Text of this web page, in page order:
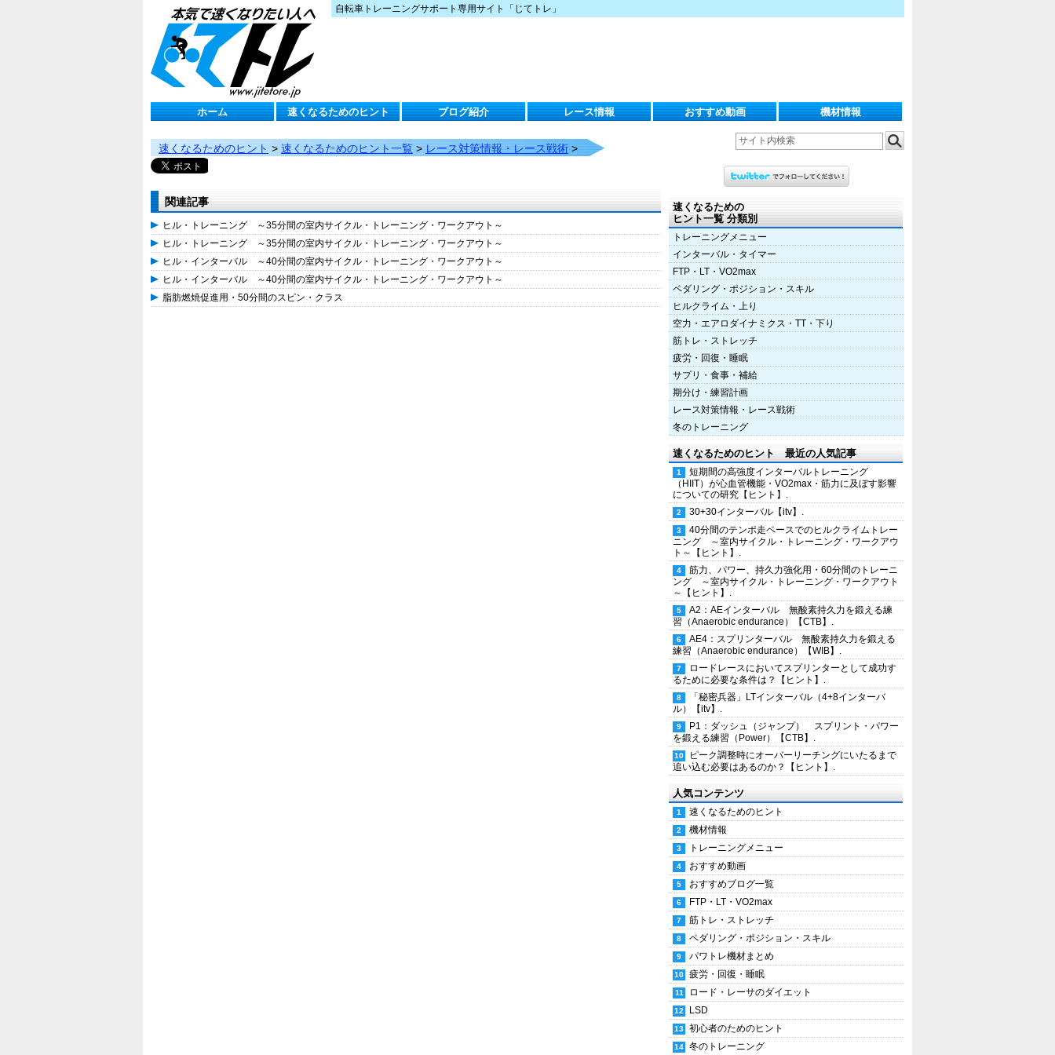
自転車トレーニングサポート専用サイト「じてトレ」
ホーム 速くなるためのヒント ブログ紹介 レース情報 おすすめ動画 機材情報
速くなるためのヒント > 速くなるためのヒント一覧 > レース対策情報・レース戦術 >
関連記事
ヒル・トレーニング ～35分間の室内サイクル・トレーニング・ワークアウト～
ヒル・トレーニング ～35分間の室内サイクル・トレーニング・ワークアウト～
ヒル・インターバル ～40分間の室内サイクル・トレーニング・ワークアウト～
ヒル・インターバル ～40分間の室内サイクル・トレーニング・ワークアウト～
脂肪燃焼促進用・50分間のスピン・クラス
速くなるための
ヒント一覧 分類別
トレーニングメニュー
インターバル・タイマー
FTP・LT・VO2max
ペダリング・ポジション・スキル
ヒルクライム・上り
空力・エアロダイナミクス・TT・下り
筋トレ・ストレッチ
疲労・回復・睡眠
サプリ・食事・補給
期分け・練習計画
レース対策情報・レース戦術
冬のトレーニング
速くなるためのヒント 最近の人気記事
短期間の高強度インターバルトレーニング
（HIIT）が心血管機能・VO2max・筋力に及ぼす影響
についての研究【ヒント】.
30+30インターバル【itv】.
40分間のテンポ走ペースでのヒルクライムトレー
ニング ～室内サイクル・トレーニング・ワークアウ
ト～【ヒント】.
筋力、パワー、持久力強化用・60分間のトレーニ
ング ～室内サイクル・トレーニング・ワークアウト
～【ヒント】.
A2：AEインターバル 無酸素持久力を鍛える練
習（Anaerobic endurance）【CTB】.
AE4：スプリンターバル 無酸素持久力を鍛える
練習（Anaerobic endurance）【WIB】.
ロードレースにおいてスプリンターとして成功す
るために必要な条件は？【ヒント】.
「秘密兵器」LTインターバル（4+8インターバ
ル）【itv】.
P1：ダッシュ（ジャンプ） スプリント・パワー
を鍛える練習（Power）【CTB】.
ピーク調整時にオーバーリーチングにいたるまで
追い込む必要はあるのか？【ヒント】.
人気コンテンツ
速くなるためのヒント
機材情報
トレーニングメニュー
おすすめ動画
おすすめブログ一覧
FTP・LT・VO2max
筋トレ・ストレッチ
ペダリング・ポジション・スキル
パワトレ機材まとめ
疲労・回復・睡眠
ロード・レーサのダイエット
LSD
初心者のためのヒント
冬のトレーニング